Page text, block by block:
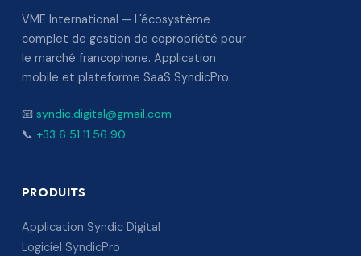
VME International — L'écosystème
complet de gestion de copropriété pour
le marché francophone. Application
mobile et plateforme SaaS SyndicPro.
📧 syndic.digital@gmail.com
📞 +33 6 51 11 56 90
PRODUITS
Application Syndic Digital
Logiciel SyndicPro